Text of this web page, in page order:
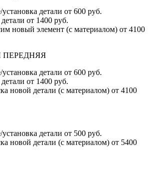
детали от 600 руб.
от 1400 руб.
новый элемент (с материалом) от 4100
ПЕРЕДНЯЯ
детали от 600 руб.
от 1400 руб.
новой детали (с материалом) от 4100
детали от 500 руб.
новой детали (с материалом) от 5400